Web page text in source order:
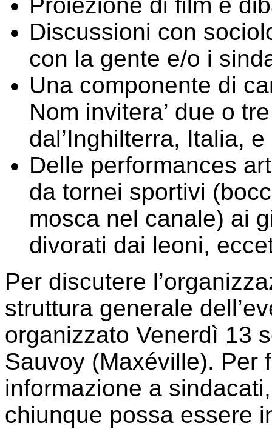
Discussioni con
con la gente e/o i
Una componente di
Nom invitera’ due o
dal’Inghilterra, Italia,
Delle performances
da tornei sportivi
mosca nel canale) ai
divorati dai leoni,
Per discutere
struttura generale
organizzato Venerdì 13
Sauvoy (Maxéville). Per
informazione a
chiunque possa essere